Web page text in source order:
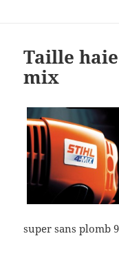
Taille
mix
super sans plomb